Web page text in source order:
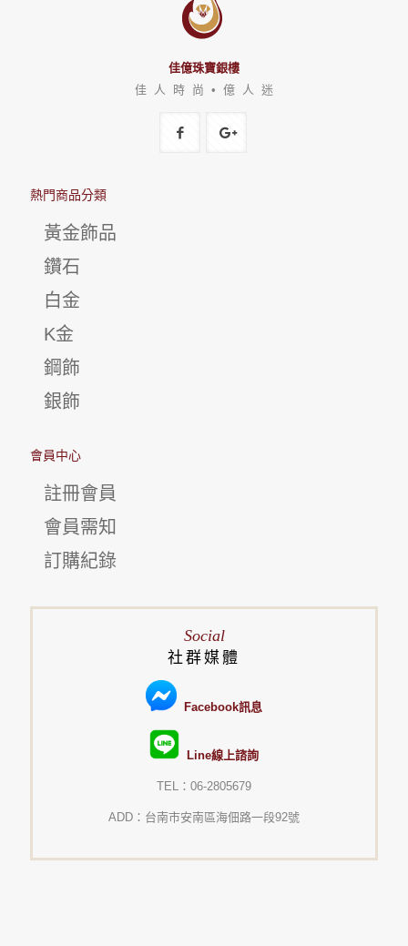
佳億珠寶銀樓
佳 人 時 尚 • 億 人 迷
熱門商品分類
黃金飾品
鑽石
白金
K金
鋼飾
銀飾
會員中心
註冊會員
會員需知
訂購紀錄
Social
社群媒體
Facebook訊息
Line線上諮詢
TEL：06-2805679
ADD：台南市安南區海佃路一段92號